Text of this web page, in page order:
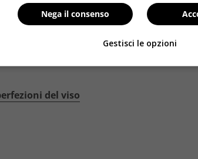
10 anni in un mese
casa è un
e, una volta spento il
neri
, unendo le dita alle estremità ed
del viso
Nega il consenso
Gestisci le opzioni